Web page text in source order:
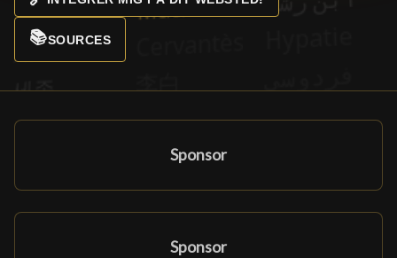
📚SOURCES
Sponsor
Sponsor